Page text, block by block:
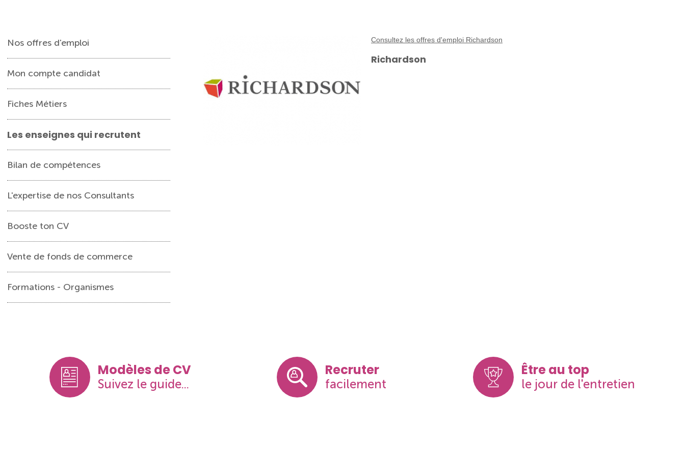
Nos offres d'emploi
Mon compte candidat
Fiches Métiers
Les enseignes qui recrutent
Bilan de compétences
L'expertise de nos Consultants
Booste ton CV
Vente de fonds de commerce
Formations - Organismes
Consultez les offres d'emploi Richardson
Richardson
Modèles de CV
Suivez le guide...
Recruter
facilement
Être au top
le jour de l'entretien